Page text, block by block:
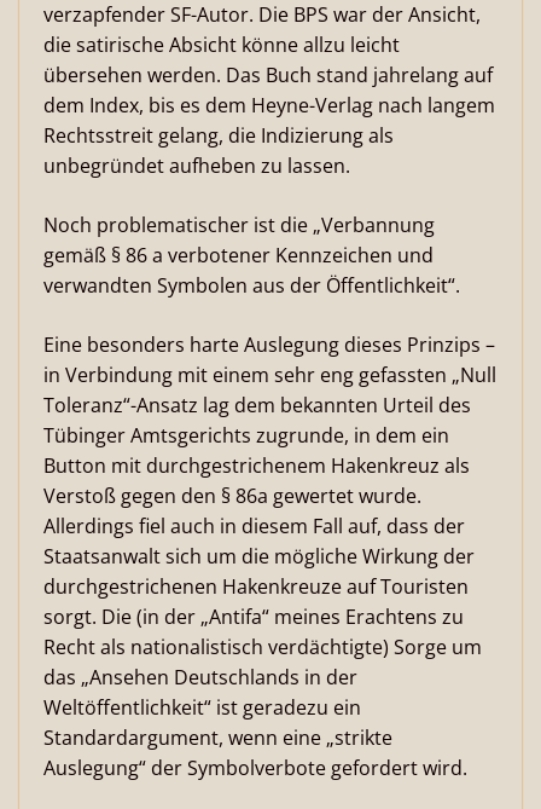
verzapfender SF-Autor. Die BPS war der Ansicht,
die satirische Absicht könne allzu leicht
übersehen werden. Das Buch stand jahrelang auf
dem Index, bis es dem Heyne-Verlag nach langem
Rechtsstreit gelang, die Indizierung als
unbegründet aufheben zu lassen.
Noch problematischer ist die „Verbannung
gemäß § 86 a verbotener Kennzeichen und
verwandten Symbolen aus der Öffentlichkeit“.
Eine besonders harte Auslegung dieses Prinzips –
in Verbindung mit einem sehr eng gefassten „Null
Toleranz“-Ansatz lag dem bekannten Urteil des
Tübinger Amtsgerichts zugrunde, in dem ein
Button mit durchgestrichenem Hakenkreuz als
Verstoß gegen den § 86a gewertet wurde.
Allerdings fiel auch in diesem Fall auf, dass der
Staatsanwalt sich um die mögliche Wirkung der
durchgestrichenen Hakenkreuze auf Touristen
sorgt. Die (in der „Antifa“ meines Erachtens zu
Recht als nationalistisch verdächtigte) Sorge um
das „Ansehen Deutschlands in der
Weltöffentlichkeit“ ist geradezu ein
Standardargument, wenn eine „strikte
Auslegung“ der Symbolverbote gefordert wird.